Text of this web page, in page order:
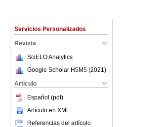
Servicios Personalizados
Revista
SciELO Analytics
Google Scholar H5M5 (2021 )
Articulo
Español (pdf)
Artículo en XML
Referencias del artículo